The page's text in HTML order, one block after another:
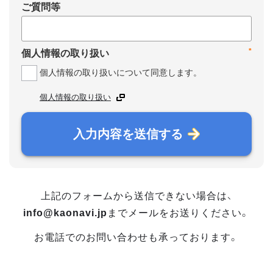
ご質問等
*
個人情報の取り扱い
個人情報の取り扱いについて同意します。
個人情報の取り扱い
入力内容を送信する
上記のフォームから送信できない場合は、
info@kaonavi.jp までメールをお送りください。
お電話でのお問い合わせも承っております。